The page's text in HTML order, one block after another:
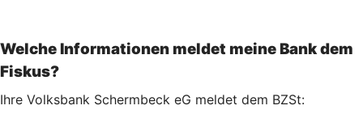
Welche Informationen meldet meine Bank dem
Fiskus?
Ihre Volksbank Schermbeck eG meldet dem BZSt: